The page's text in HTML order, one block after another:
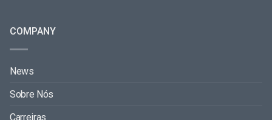
COMPANY
News
Sobre Nós
Carreiras